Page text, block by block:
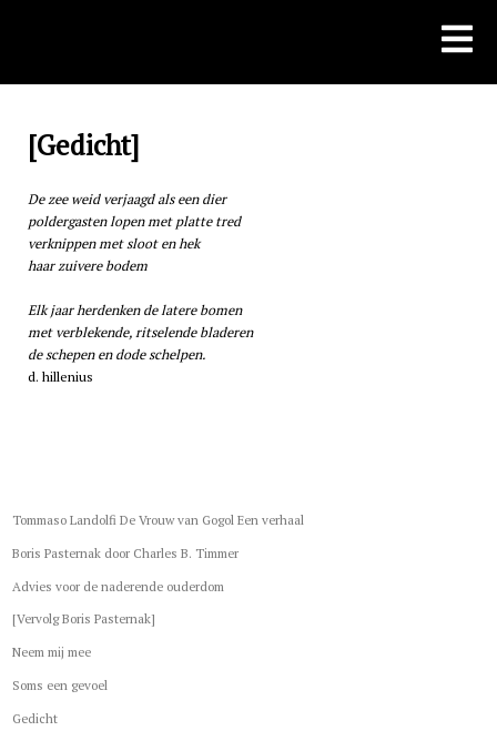
[Gedicht]
De zee weid verjaagd als een dier
poldergasten lopen met platte tred
verknippen met sloot en hek
haar zuivere bodem
Elk jaar herdenken de latere bomen
met verblekende, ritselende bladeren
de schepen en dode schelpen.
d. hillenius
Tommaso Landolfi De Vrouw van Gogol Een verhaal
Boris Pasternak door Charles B. Timmer
Advies voor de naderende ouderdom
[Vervolg Boris Pasternak]
Neem mij mee
Soms een gevoel
Gedicht